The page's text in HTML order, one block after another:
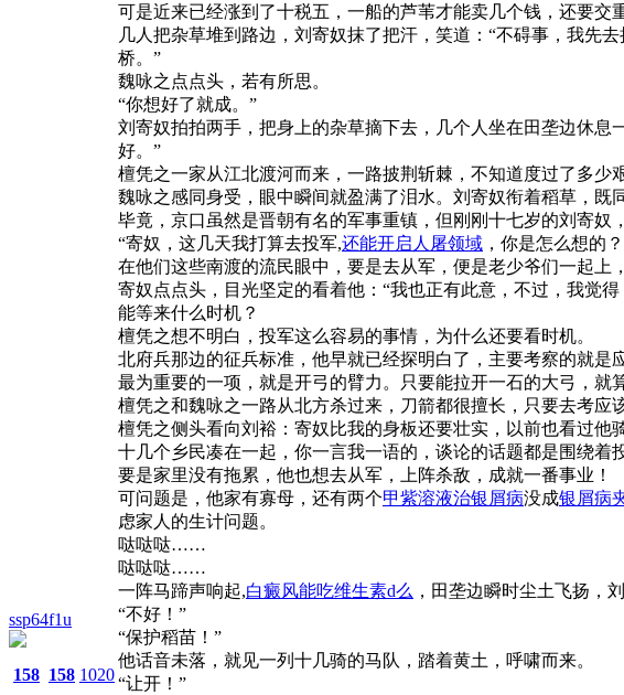
ssp64f1u
158 158 1020
可是近来已经涨到了十税五，一船的芦苇才能卖几个钱，还要交
几人把杂草堆到路边，刘寄奴抹了把汗，笑道：“不碍事，我先
桥。”
魏咏之点点头，若有所思。
“你想好了就成。”
刘寄奴拍拍两手，把身上的杂草摘下去，几个人坐在田垄边休
好。”
檀凭之一家从江北渡河而来，一路披荆斩棘，不知道度过了多少
魏咏之感同身受，眼中瞬间就盈满了泪水。刘寄奴衔着稻草，既
毕竟，京口虽然是晋朝有名的军事重镇，但刚刚十七岁的刘寄奴
“寄奴，这几天我打算去投军,还能开启人屠领域 ，你是怎么想的
在他们这些南渡的流民眼中，要是去从军，便是老少爷们一起上
寄奴点点头，目光坚定的看着他：“我也正有此意，不过，我觉
能等来什么时机？
檀凭之想不明白，投军这么容易的事情，为什么还要看时机。
北府兵那边的征兵标准，他早就已经探明白了，主要考察的就是
最为重要的一项，就是开弓的臂力。只要能拉开一石的大弓，就
檀凭之和魏咏之一路从北方杀过来，刀箭都很擅长，只要去考应
檀凭之侧头看向刘裕：寄奴比我的身板还要壮实，以前也看过
十几个乡民凑在一起，你一言我一语的，谈论的话题都是围绕着
要是家里没有拖累，他也想去从军，上阵杀敌，成就一番事业！
可问题是，他家有寡母，还有两个甲紫溶液治银屑病没成银屑病
虑家人的生计问题。
哒哒哒……
哒哒哒……
一阵马蹄声响起,白癜风能吃维生素d么 ，田垄边瞬时尘土飞扬，
“不好！”
“保护稻苗！”
他话音未落，就见一列十几骑的马队，踏着黄土，呼啸而来。
“让开！”